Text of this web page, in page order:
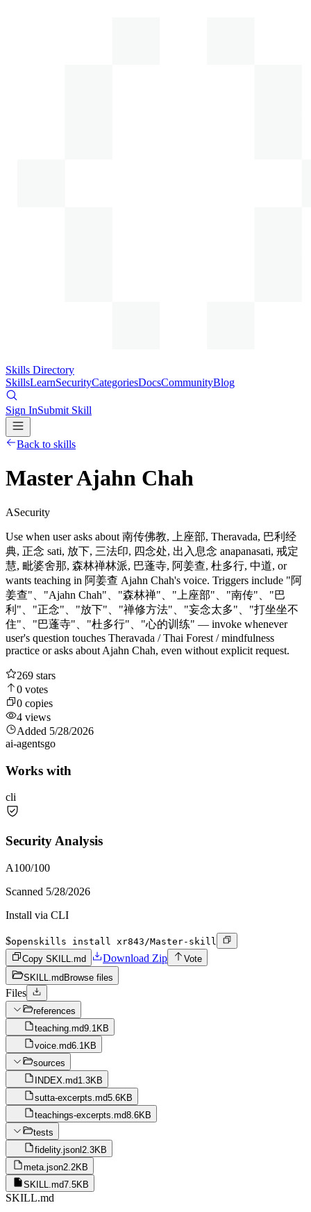
Skills Directory
SkillsLearnSecurityCategoriesDocsCommunityBlog
Sign InSubmit Skill
Back to skills
Master Ajahn Chah
ASecurity
Use when user asks about 南传佛教, 上座部, Theravada, 巴利经
典, 正念 sati, 放下, 三法印, 四念处, 出入息念 anapanasati, 戒定
慧, 毗婆舍那, 森林禅林派, 巴蓬寺, 阿姜查, 杜多行, 中道, or
wants teaching in 阿姜查 Ajahn Chah's voice. Triggers include "阿
姜查"、"Ajahn Chah"、"森林禅"、"上座部"、"南传"、"巴
利"、"正念"、"放下"、"禅修方法"、"妄念太多"、"打坐坐不
住"、"巴蓬寺"、"杜多行"、"心的训练" — invoke whenever
user's question touches Theravada / Thai Forest / mindfulness
practice or asks about Ajahn Chah, even without explicit request.
269 stars
0 votes
0 copies
4 views
Added 5/28/2026
ai-agentsgo
Works with
cli
Security Analysis
A100/100
Scanned 5/28/2026
Install via CLI
$openskills install xr843/Master-skill
Copy SKILL.md
Download Zip
Vote
SKILL.md Browse files
Files
references
teaching.md9.1KB
voice.md6.1KB
sources
INDEX.md1.3KB
sutta-excerpts.md5.6KB
teachings-excerpts.md8.6KB
tests
fidelity.jsonl 2.3KB
meta.json2.2KB
SKILL.md7.5KB
SKILL.md